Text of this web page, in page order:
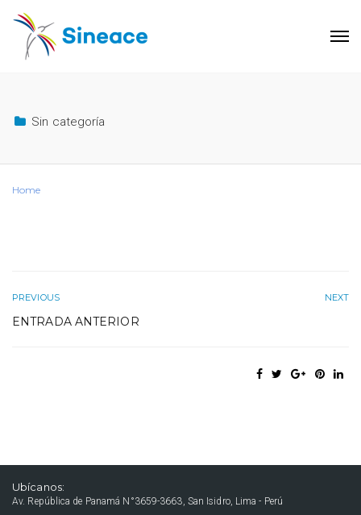
Sin categoría
Home
PREVIOUS
ENTRADA ANTERIOR
NEXT
Ubícanos:
Av. República de Panamá N°3659-3663, San Isidro, Lima - Perú